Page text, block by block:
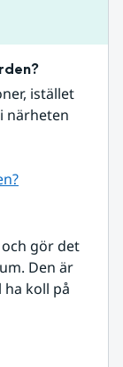
istället
närheten
gör det
Den är
koll på